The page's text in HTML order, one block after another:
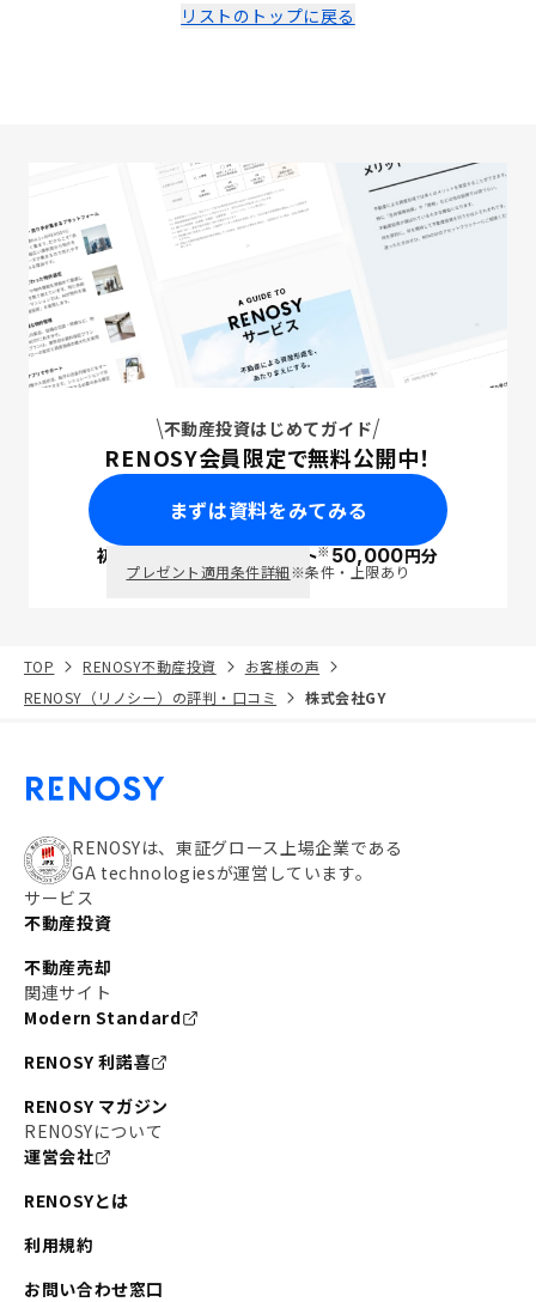
リストのトップに戻る
不動産投資はじめてガイド
RENOSY会員限定で無料公開中！
まずは資料をみてみる
初回面談で ポイント※50,000円分
プレゼント適用条件詳細※条件・上限あり
TOP RENOSY不動産投資
お客様の声
RENOSY（リノシー）の評判・口コミ
株式会社GY
RENOSYは、東証グロース上場企業である
GA technologiesが運営しています。
サービス
不動産投資
不動産売却
関連サイト
Modern Standard
RENOSY 利諾喜
RENOSY マガジン
RENOSYについて
運営会社
RENOSYとは
利用規約
お問い合わせ窓口